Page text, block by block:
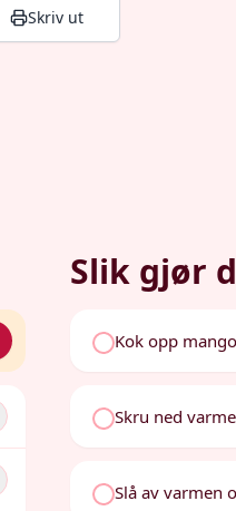
Skriv ut
Slik gjør
Kok opp
Skru ned
Slå av varmen